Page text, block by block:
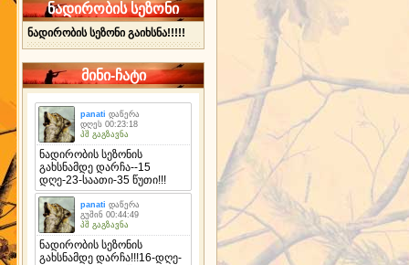
ნადირობის სეზონი
ნადირობის სეზონი გაიხსნა!!!!!
მინი-ჩატი